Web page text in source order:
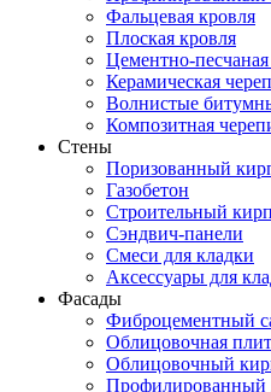
Фальцевая кровля
Плоская кровля
Цементно-
Керамическая
Волнистые
Композитная
Стены
Поризованный
Газобетон
Строительный
Сэндвич-панели
Смеси для кладки
Аксессуары для
Фасады
Фиброцементный
Облицовочная
Облицовочный
Профилированный